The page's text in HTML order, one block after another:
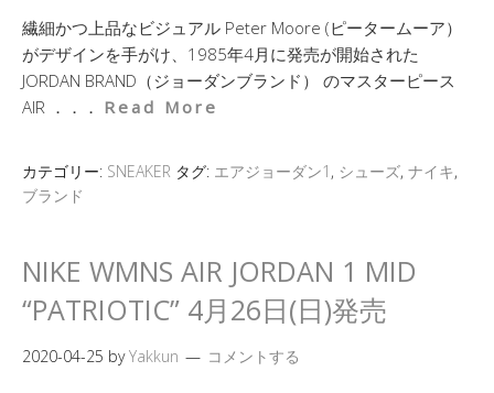
繊細かつ上品なビジュアル Peter Moore (ピータームーア）
がデザインを手がけ、1985年4月に発売が開始された
JORDAN BRAND（ジョーダンブランド） のマスターピース
AIR ．．． Read More
カテゴリー: SNEAKER タグ: エアジョーダン1 , シューズ, ナイキ,
ブランド
NIKE WMNS AIR JORDAN 1 MID
“PATRIOTIC” 4月26日(日)発売
2020-04-25 byYakkun コメントする